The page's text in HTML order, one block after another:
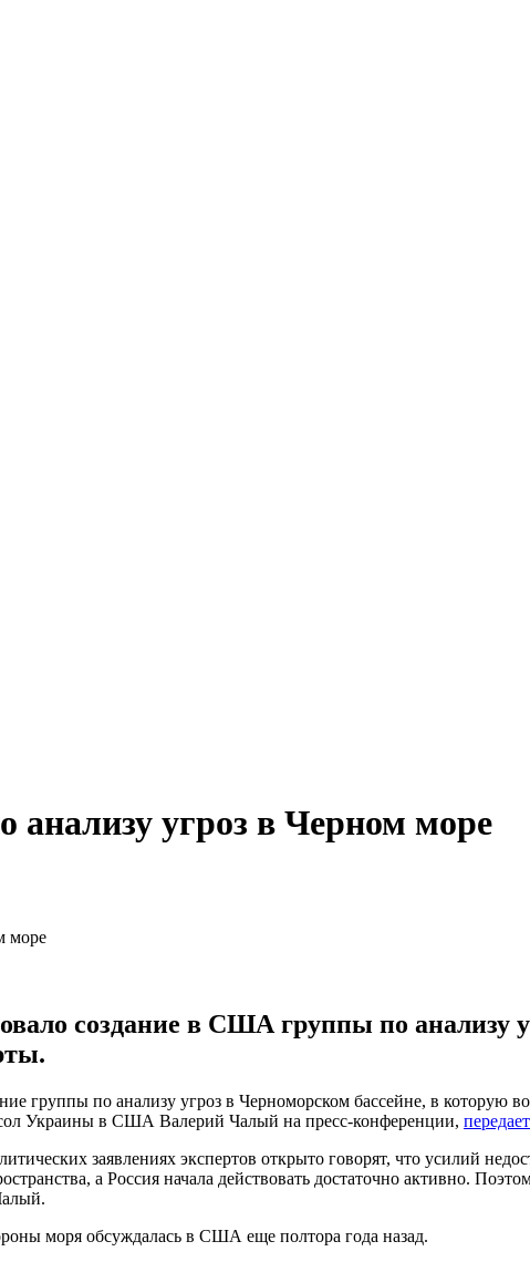
угроз в Черном море
создание в США группы по анализу
группы по анализу угроз в Черноморском бассейне, в которую
Украины в США Валерий Чалый на пресс-конференции, передает
заявлениях экспертов открыто говорят, что усилий
а Россия начала действовать достаточно активно.
моря обсуждалась в США еще полтора года назад.